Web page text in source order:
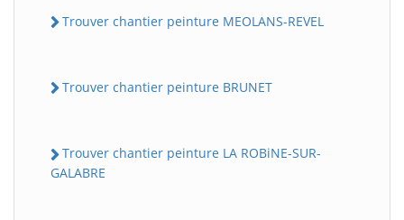
Trouver chantier peinture MEOLANS-REVEL
Trouver chantier peinture BRUNET
Trouver chantier peinture LA ROBiNE-SUR-
GALABRE